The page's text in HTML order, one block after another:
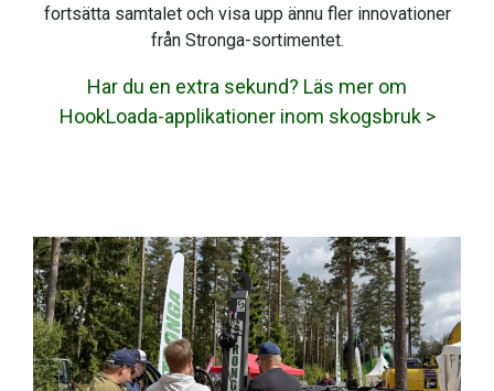
fortsätta samtalet och visa upp ännu fler innovationer
från Stronga-sortimentet.
Har du en extra sekund? Läs mer om
HookLoada-applikationer inom skogsbruk >